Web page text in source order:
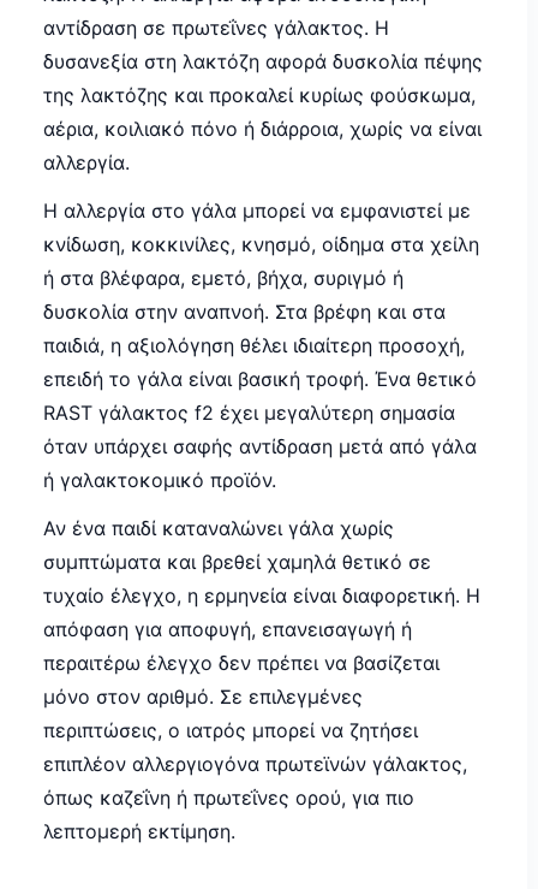
αντίδραση σε πρωτεΐνες γάλακτος. Η
δυσανεξία στη λακτόζη αφορά δυσκολία πέψης
της λακτόζης και προκαλεί κυρίως φούσκωμα,
αέρια, κοιλιακό πόνο ή διάρροια, χωρίς να είναι
αλλεργία.
Η αλλεργία στο γάλα μπορεί να εμφανιστεί με
κνίδωση, κοκκινίλες, κνησμό, οίδημα στα χείλη
ή στα βλέφαρα, εμετό, βήχα, συριγμό ή
δυσκολία στην αναπνοή. Στα βρέφη και στα
παιδιά, η αξιολόγηση θέλει ιδιαίτερη προσοχή,
επειδή το γάλα είναι βασική τροφή. Ένα θετικό
RAST γάλακτος f2 έχει μεγαλύτερη σημασία
όταν υπάρχει σαφής αντίδραση μετά από γάλα
ή γαλακτοκομικό προϊόν.
Αν ένα παιδί καταναλώνει γάλα χωρίς
συμπτώματα και βρεθεί χαμηλά θετικό σε
τυχαίο έλεγχο, η ερμηνεία είναι διαφορετική. Η
απόφαση για αποφυγή, επανεισαγωγή ή
περαιτέρω έλεγχο δεν πρέπει να βασίζεται
μόνο στον αριθμό. Σε επιλεγμένες
περιπτώσεις, ο ιατρός μπορεί να ζητήσει
επιπλέον αλλεργιογόνα πρωτεϊνών γάλακτος,
όπως καζεΐνη ή πρωτεΐνες ορού, για πιο
λεπτομερή εκτίμηση.